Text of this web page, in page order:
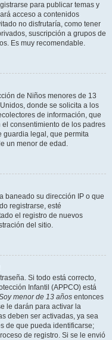
para publicar temas y
acceso a contenidos
no disfrutaría, como tener
suscripción a grupos de
Es muy recomendable.
de Niños menores de 13
donde se solicita a los
de información, que
consentimiento de los padres
guardia legal, que permita
un menor de edad.
baneado su dirección IP o que
registrarse, esté
el registro de nuevos
del sitio.
Si todo está correcto,
Infantil (APPCO) está
menor de 13 años entonces
le darán para activar la
deben ser activadas, ya sea
de que pueda identificarse;
de registro. Si se le envió